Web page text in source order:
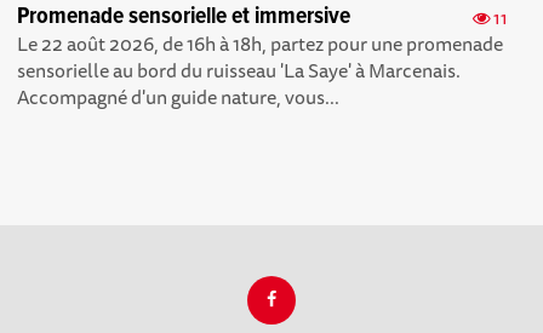
11
Promenade sensorielle et immersive
Le 22 août 2026, de 16h à 18h, partez pour une promenade
sensorielle au bord du ruisseau 'La Saye' à Marcenais.
Accompagné d'un guide nature, vous...